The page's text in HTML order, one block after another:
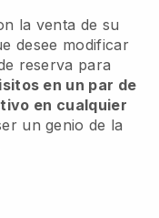
la venta de su
desee modificar
reserva para
en un par de
en cualquier
un genio de la